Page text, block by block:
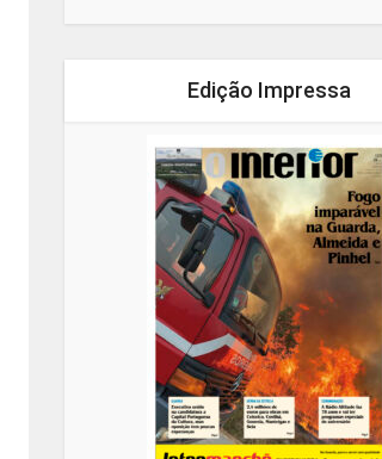
Edição Impressa